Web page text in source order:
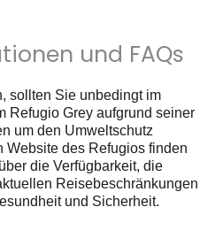
und FAQs
sollten Sie unbedingt im
Refugio Grey aufgrund seiner
um den Umweltschutz
Website des Refugios finden
die Verfügbarkeit, die
Reisebeschränkungen
und Sicherheit.